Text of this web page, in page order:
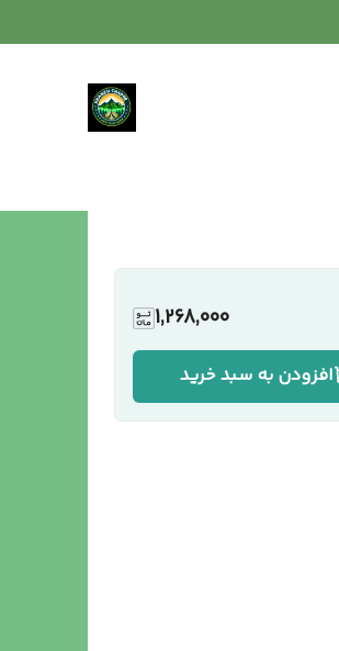
1,268,000
افزودن به سبد خرید